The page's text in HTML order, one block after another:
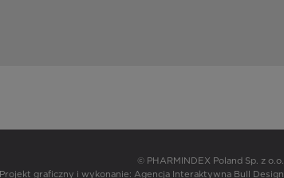
© PHARMINDEX Poland Sp. z o.o.
Projekt graficzny i wykonanie: Agencja Interaktywna Bull Design